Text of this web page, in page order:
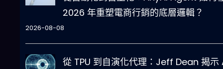
2026 年重塑電商行銷的底層邏輯？
2026-08-08
從 TPU 到自演化代理：Jeff Dean 揭示